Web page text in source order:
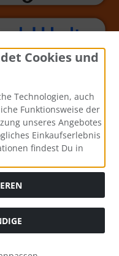
Versandkosten. Die
Cookies und
Technologien, auch
Funktionsweise der
unseres Angebotes
Einkaufserlebnis
findest Du in